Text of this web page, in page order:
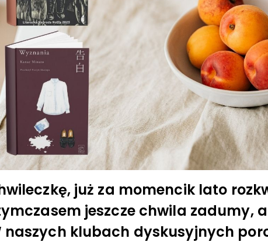
już za momencik lato
jeszcze chwila zadumy,
naszych klubach dyskusyjnych